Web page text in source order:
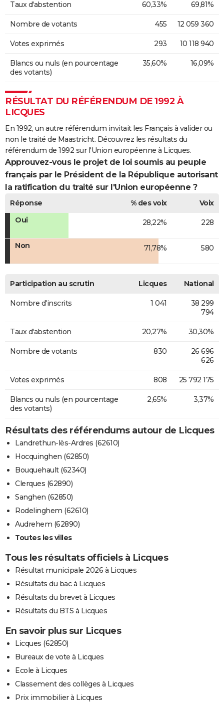
Taux d'abstention 60,33% 69,81%
Nombre de votants 455 12 059 360
Votes exprimés 293 10 118 940
Blancs ou nuls (en pourcentage
des votants)
35,60% 16,09%
RÉSULTAT DU RÉFÉRENDUM DE 1992 À
LICQUES
En 1992, un autre référendum invitait les Français à valider ou
non le traité de Maastricht. Découvrez les résultats du
référendum de 1992 sur l'Union européenne à Licques.
Approuvez-vous le projet de loi soumis au peuple
français par le Président de la République autorisant
la ratification du traité sur l'Union européenne ?
Réponse % des voix
Voix
Oui
28,22% 228
Non 71,78% 580
Participation au scrutin Licques National
Nombre d'inscrits 1 041
38 299
794
Taux d'abstention 20,27% 30,30%
Nombre de votants 830
26 696
626
Votes exprimés 808 25 792 175
Blancs ou nuls (en pourcentage
des votants)
2,65% 3,37%
Résultats des référendums autour de Licques
Landrethun-lès-Ardres (62610)
Hocquinghen (62850)
Bouquehault (62340)
Clerques (62890)
Sanghen (62850)
Rodelinghem (62610)
Audrehem (62890)
Toutes les villes
Tous les résultats officiels à Licques
Résultat municipale 2026 à Licques
Résultats du bac à Licques
Résultats du brevet à Licques
Résultats du BTS à Licques
En savoir plus sur Licques
Licques (62850)
Bureaux de vote à Licques
Ecole à Licques
Classement des collèges à Licques
Prix immobilier à Licques